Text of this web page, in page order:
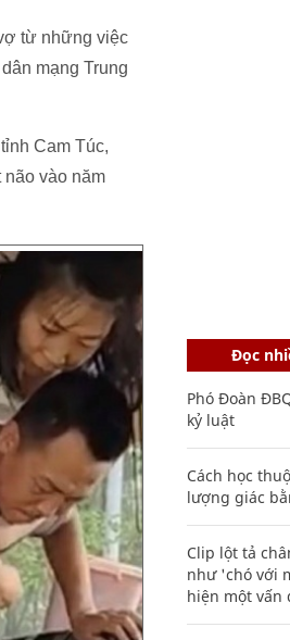
từ những việc
mạng Trung
Cam Túc,
não vào năm
Đọc
Phó Đoàn
kỷ luật
Cách học
lượng giác
Clip lột tả
như 'chó với
hiện một vấn